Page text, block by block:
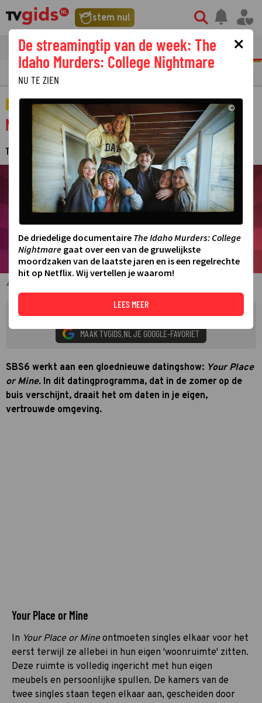
stem nu!
tvgids streaming nieuws
STREAMING
AMUSEMENT
Nieuwe SBS6-datingshow op komst
TESSA KOK · 6 MEI 2025 09:41·LAATSTE UPDATE:20-05-25 15:42
Logo Your Place or Mine
MAAK TVGIDS.NL JE GOOGLE-FAVORIET
SBS6 werkt aan een gloednieuwe datingshow: Your Place
or Mine. In dit datingprogramma, dat in de zomer op de
buis verschijnt, draait het om daten in je eigen,
vertrouwde omgeving.
Your Place or Mine
In Your Place or Mine ontmoeten singles elkaar voor het
eerst terwijl ze allebei in hun eigen 'woonruimte' zitten.
Deze ruimte is volledig ingericht met hun eigen
meubels en persoonlijke spullen. De kamers van de
twee singles staan tegen elkaar aan, gescheiden door
×
De streamingtip van de week: The
Idaho Murders: College Nightmare
NU TE ZIEN
©
De driedelige documentaire The Idaho Murders: College
Nightmare gaat over een van de gruwelijkste
moordzaken van de laatste jaren en is een regelrechte
hit op Netflix. Wij vertellen je waarom!
LEES MEER